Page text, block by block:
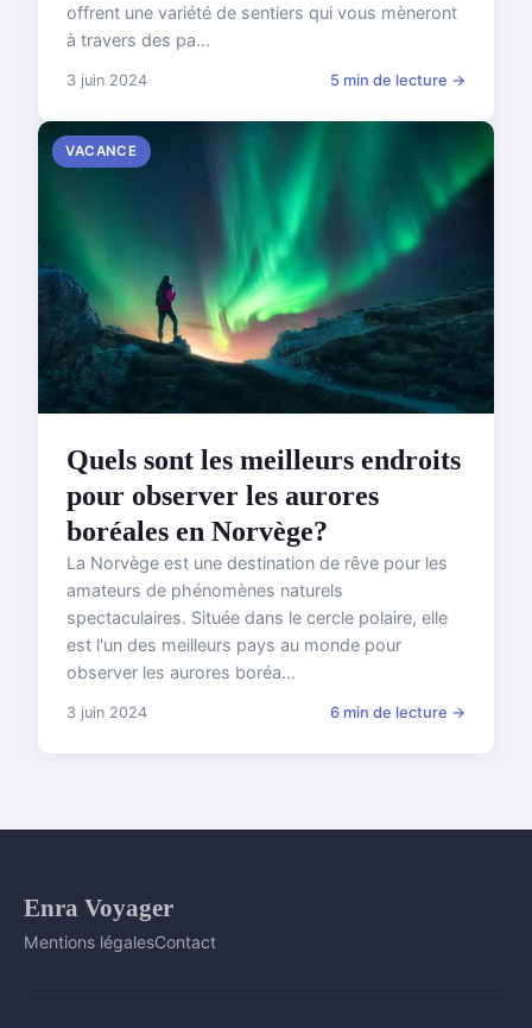
offrent une variété de sentiers qui vous mèneront
à travers des pa...
3 juin 2024 5 min de lecture →
VACANCE
Quels sont les meilleurs endroits
pour observer les aurores
boréales en Norvège?
La Norvège est une destination de rêve pour les
amateurs de phénomènes naturels
spectaculaires. Située dans le cercle polaire, elle
est l'un des meilleurs pays au monde pour
observer les aurores boréa...
3 juin 2024 6 min de lecture →
Enra Voyager
Mentions légalesContact